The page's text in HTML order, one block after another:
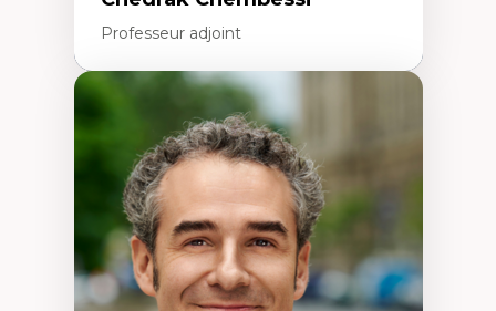
Professeur adjoint
Économie circulaire
Modèles d’affaires durables
Histoire des faits économiques
Gestion durable des ressources naturelles
Écologie industrielle
Aménagement durable du territoire
Développement régional
Coopératives
Télétravail en milieu rural francophone
Transition socio-écologique